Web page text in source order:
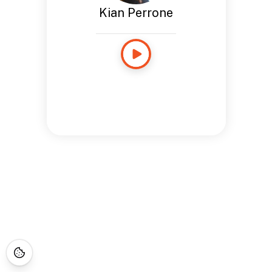
Kian Perrone